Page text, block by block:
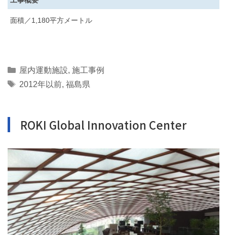
面積／1,180平方メートル
Categories
屋内運動施設, 施工事例
Tags
2012年以前, 福島県
ROKI Global Innovation Center